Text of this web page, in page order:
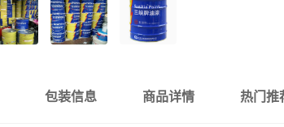
包装信息 商品详情 热门推